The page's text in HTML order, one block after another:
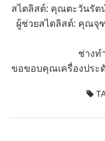
สไตลิสต์: คุณตะวันรั
ผู้ช่วยสไตลิสต์: คุณจุ
ช่างท
ขอขอบคุณเครื่องประดั